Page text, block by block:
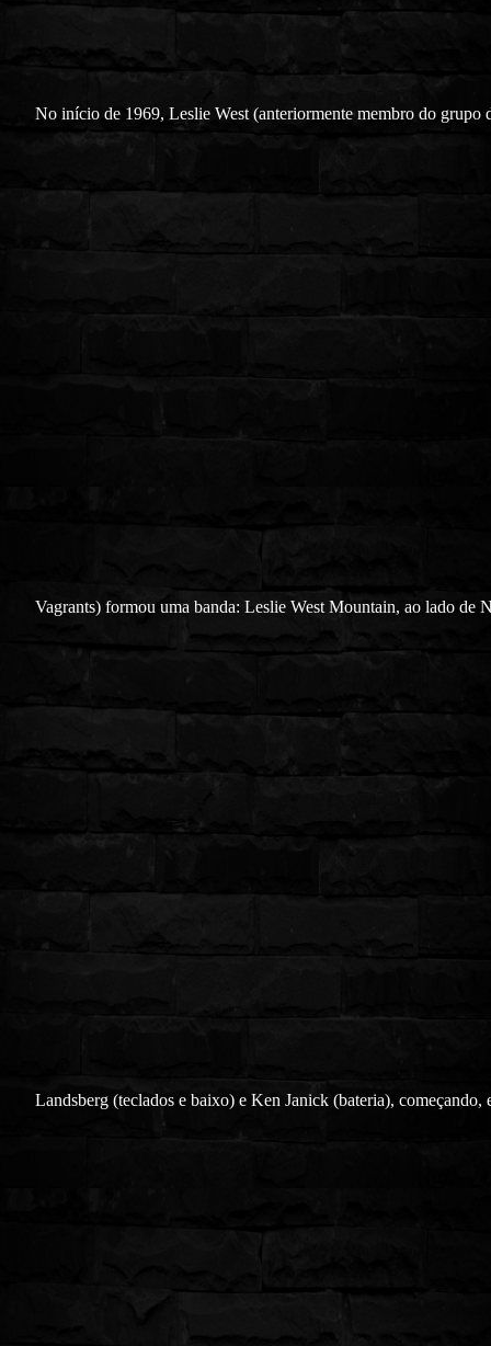
No início de 1969, Leslie West (anteriormente membro do grupo
Vagrants) formou uma banda: Leslie West Mountain, ao lado de
Landsberg (teclados e baixo) e Ken Janick (bateria), começando,